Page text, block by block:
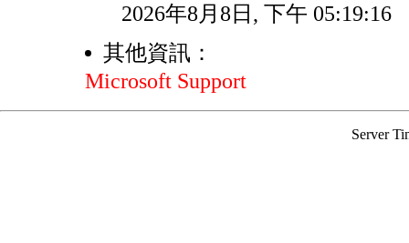
2026年8月8日, 下午 05:19:16
其他資訊：
Microsoft Support
Server